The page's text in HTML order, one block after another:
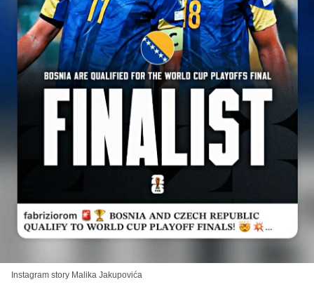
Instagram story Malika Jakupovića